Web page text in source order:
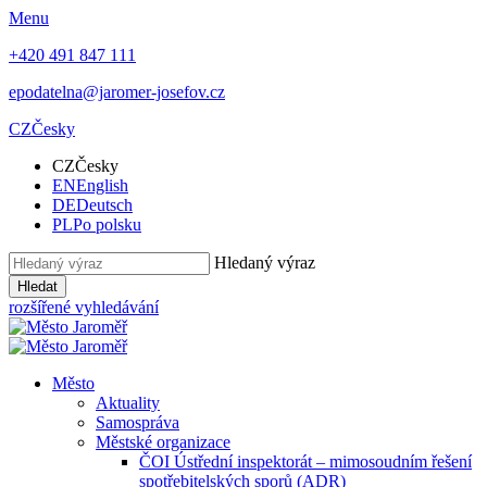
Menu
+420 491 847 111
epodatelna@jaromer-josefov.cz
CZČesky
CZČesky
ENEnglish
DEDeutsch
PLPo polsku
Hledaný výraz
Hledat
rozšířené vyhledávání
Město
Aktuality
Samospráva
Městské organizace
ČOI Ústřední inspektorát – mimosoudním řešení
spotřebitelských sporů (ADR)